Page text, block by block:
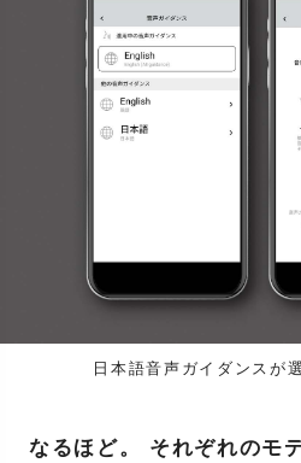
日本語音声ガイダンスが
なるほど。 それぞれのモ